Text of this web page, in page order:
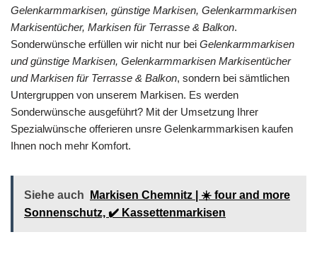
Gelenkarmmarkisen, günstige Markisen, Gelenkarmmarkisen
Markisentücher, Markisen für Terrasse & Balkon.
Sonderwünsche erfüllen wir nicht nur bei Gelenkarmmarkisen
und günstige Markisen, Gelenkarmmarkisen Markisentücher
und Markisen für Terrasse & Balkon, sondern bei sämtlichen
Untergruppen von unserem Markisen. Es werden
Sonderwünsche ausgeführt? Mit der Umsetzung Ihrer
Spezialwünsche offerieren unsre Gelenkarmmarkisen kaufen
Ihnen noch mehr Komfort.
Siehe auch
Markisen Chemnitz | ☀️ four and more
Sonnenschutz, ✔️ Kassettenmarkisen